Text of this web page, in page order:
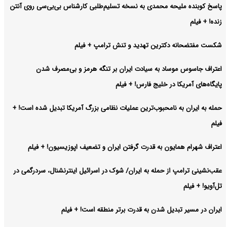
چند رسانه ای: پشت‌پرده اعتماد به نفس جدید ایران در رویارویی با آمریکا + فیلم
چند رسانه ای:
پاسخ کوبنده ملیحه محمدی به نسخه تسلیم‌طلبی کارشناس بی‌بی‌سی روی آنتن
زنده! + فیلم
شکست مفتضحانه دکترین تهدید و تنش ترامپ + فیلم
اعتراف جاسوس موساد به سیادت ایران بر تنگه هرمز و بی‌مصرف شدن
پایگاه‌های آمریکا در خلیج فارس! + فیلم
حمله به ایران به نامحبوب‌ترین عملیات نظامی بزرگ آمریکا تبدیل شده است! +
فیلم
اعتراف شهرام همایون به قدرت گرفتن ایران و تضعیف اپوزیسیون! + فیلم
عقب‌نشینی ترامپ از حمله به ایران/ شوک در اسرائیل اینترنشنال، سردرگمی در
تل‌آویو! + فیلم
ایران در مسیر تبدیل شدن به قدرت برتر منطقه است! + فیلم